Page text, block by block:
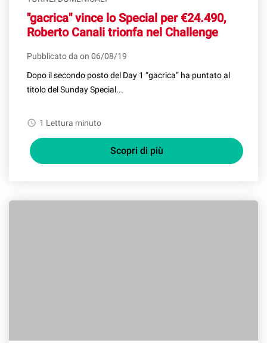
"gacrica" vince lo Special per €24.490,
Roberto Canali trionfa nel Challenge
Pubblicato da on 06/08/19
Dopo il secondo posto del Day 1 “gacrica” ha puntato al
titolo del Sunday Special...
watch_later 1 Lettura minuto
Scopri di più